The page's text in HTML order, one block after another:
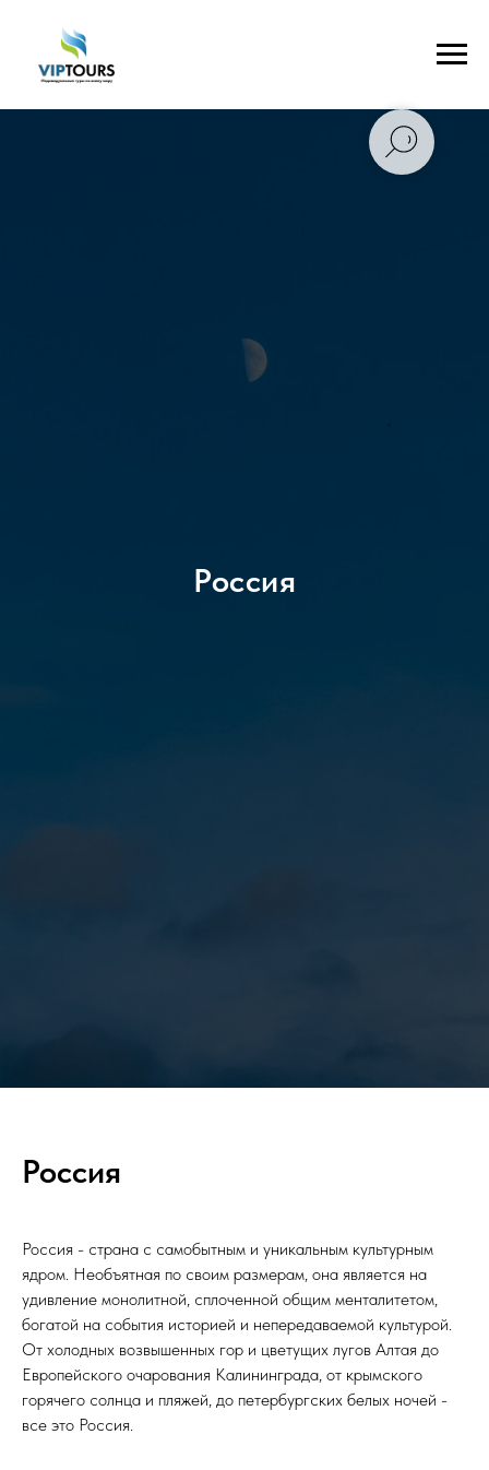
Россия
Россия
Россия - страна с самобытным и уникальным культурным
ядром. Необъятная по своим размерам, она является на
удивление монолитной, сплоченной общим менталитетом,
богатой на события историей и непередаваемой культурой.
От холодных возвышенных гор и цветущих лугов Алтая до
Европейского очарования Калининграда, от крымского
горячего солнца и пляжей, до петербургских белых ночей -
все это Россия.